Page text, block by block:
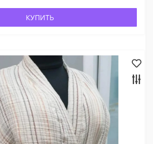
КУПИТЬ